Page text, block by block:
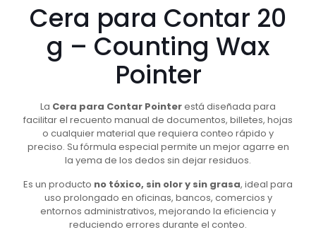
Cera para Contar 20
g – Counting Wax
Pointer
La Cera para Contar Pointerestá diseñada para
facilitar el recuento manual de documentos, billetes, hojas
o cualquier material que requiera conteo rápido y
preciso. Su fórmula especial permite un mejor agarre en
la yema de los dedos sin dejar residuos.
Es un producto no tóxico, sin olor y sin grasa, ideal para
uso prolongado en oficinas, bancos, comercios y
entornos administrativos, mejorando la eficiencia y
reduciendo errores durante el conteo.